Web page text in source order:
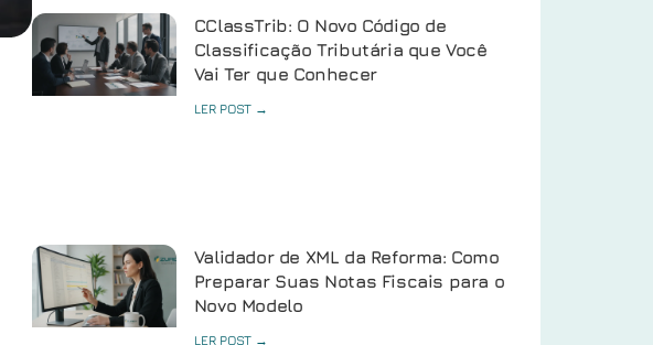
CClassTrib: O Novo Código de
Classificação Tributária que Você
Vai Ter que Conhecer
LER POST →
Validador de XML da Reforma: Como
Preparar Suas Notas Fiscais para o
Novo Modelo
LER POST →